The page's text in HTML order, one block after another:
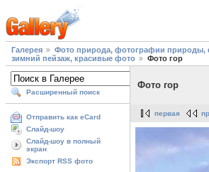
Галерея Фото природа, фотографии природы,
зимний пейзаж, красивые фото
Фото гор
Расширенный поиск
Отправить как eCard
Слайд-шоу
Слайд-шоу в полный
экран
Экспорт RSS фото
Фото гор
первая